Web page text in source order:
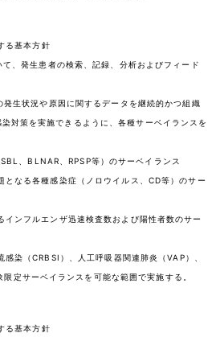
る基本方針
、発生患者の検索、記録、分析およびフィード
生状況や原因に関するデータを継続的かつ組織
対策を実施できるように、各種サーベイランスを
、BLNAR、RPSP等）のサーベイランス
なる各種感染症（ノロウイルス、CD等）のサー
ンフルエンザ迅速検査数および陽性者数のサー
染（CRBSI）、人工呼吸器関連肺炎（VAP）、
限定サーベイランスを可能な範囲で実施する。
る基本方針